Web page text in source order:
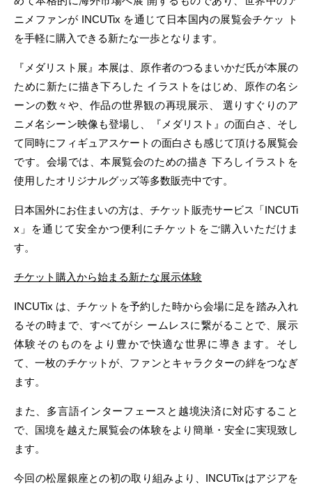
ニメファンが INCUTix を通じて日本国内の展覧会チケッ ト
を手軽に購入できる新たな一歩となります。
『メダリスト展』本展は、原作者のつるまいかだ氏が本展の
ために新たに描き下ろした イラストをはじめ、原作の名シ
ーンの数々や、作品の世界観の再現展示、 選りすぐりのア
ニメ名シーン映像も登場し、『メダリスト』の面白さ、そし
て同時にフィギュアスケートの面白さも感じて頂ける展覧会
です。会場では、本展覧会のための描き 下ろしイラストを
使用したオリジナルグッズ等多数販売中です。
日本国外にお住まいの方は、チケット販売サービス「INCUTi
x」を通じて安全かつ便利にチケットをご購入いただけま
す。
チケット購入から始まる新たな展示体験
INCUTix は、チケットを予約した時から会場に足を踏み入れ
るその時まで、すべてがシ ームレスに繋がることで、展示
体験そのものをより豊かで快適な世界に導きます。そし
て、一枚のチケットが、ファンとキャラクターの絆をつなぎ
ます。
また、多言語インターフェースと越境決済に対応すること
で、国境を越えた展覧会の体験をより簡単・安全に実現致し
ます。
今回の松屋銀座との初の取り組みより、INCUTixはアジアを